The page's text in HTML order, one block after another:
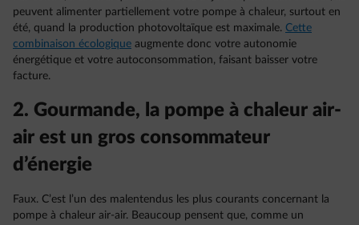
peuvent alimenter partiellement votre pompe à chaleur, surtout en
été, quand la production photovoltaïque est maximale. Cette
combinaison écologique augmente donc votre autonomie
énergétique et votre autoconsommation, faisant baisser votre
facture.
2. Gourmande, la pompe à chaleur air-
air est un gros consommateur
d’énergie
Faux. C’est l’un des malentendus les plus courants concernant la
pompe à chaleur air-air. Beaucoup pensent que, comme un